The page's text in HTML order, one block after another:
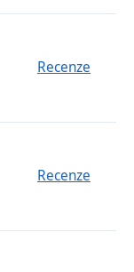
Recenze
Recenze